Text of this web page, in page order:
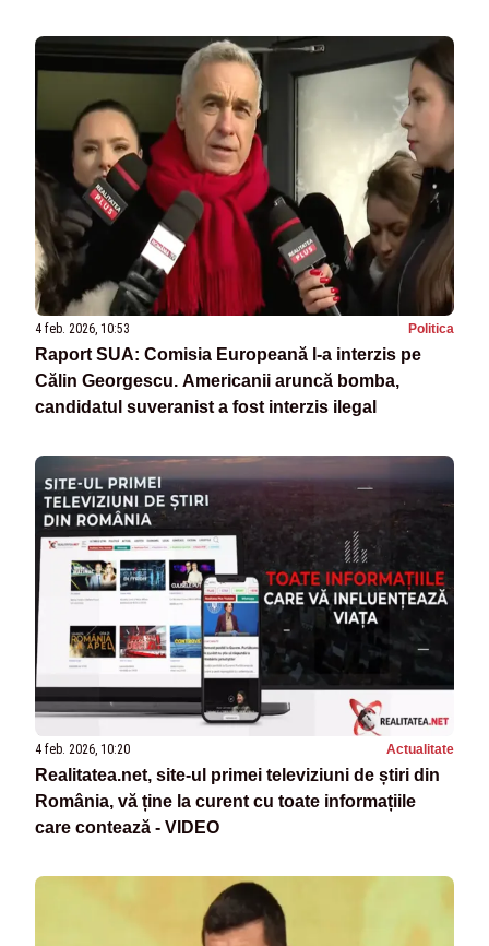
4 feb. 2026, 10:53 Politica
Raport SUA: Comisia Europeană l-a interzis pe
Călin Georgescu. Americanii aruncă bomba,
candidatul suveranist a fost interzis ilegal
4 feb. 2026, 10:20 Actualitate
Realitatea.net, site-ul primei televiziuni de știri din
România, vă ține la curent cu toate informațiile
care contează - VIDEO